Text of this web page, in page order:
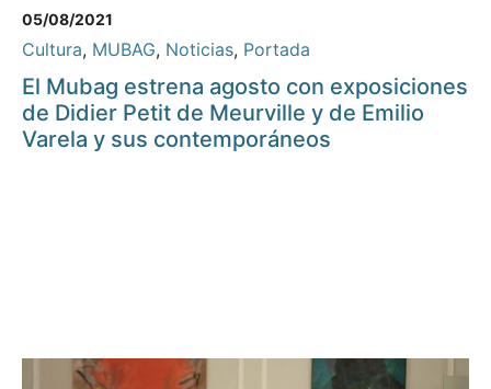
05/08/2021
Cultura, MUBAG, Noticias, Portada
El Mubag estrena agosto con exposiciones
de Didier Petit de Meurville y de Emilio
Varela y sus contemporáneos